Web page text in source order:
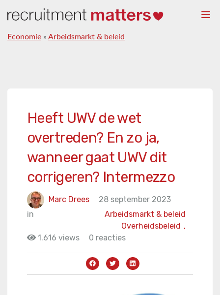
Economie » Arbeidsmarkt & beleid
Heeft UWV de wet
overtreden? En zo ja,
wanneer gaat UWV dit
corrigeren? Intermezzo
Marc Drees
28 september 2023
in
Arbeidsmarkt & beleid
Overheidsbeleid ,
1.616 views
0 reacties